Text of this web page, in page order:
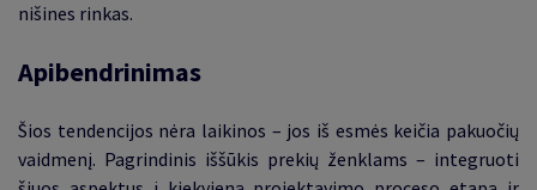
nišines rinkas.
Apibendrinimas
Šios tendencijos nėra laikinos – jos iš esmės keičia pakuočių
vaidmenį. Pagrindinis iššūkis prekių ženklams – integruoti